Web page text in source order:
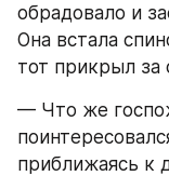
обрадовало и
Она встала
тот прикрыл за
— Что же
приближаясь к